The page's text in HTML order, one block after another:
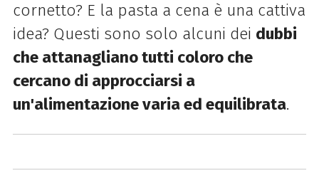
cornetto? E la pasta a cena è una cattiva
idea? Questi sono solo alcuni dei dubbi
che attanagliano tutti coloro che
cercano di approcciarsi a
un'alimentazione varia ed equilibrata.